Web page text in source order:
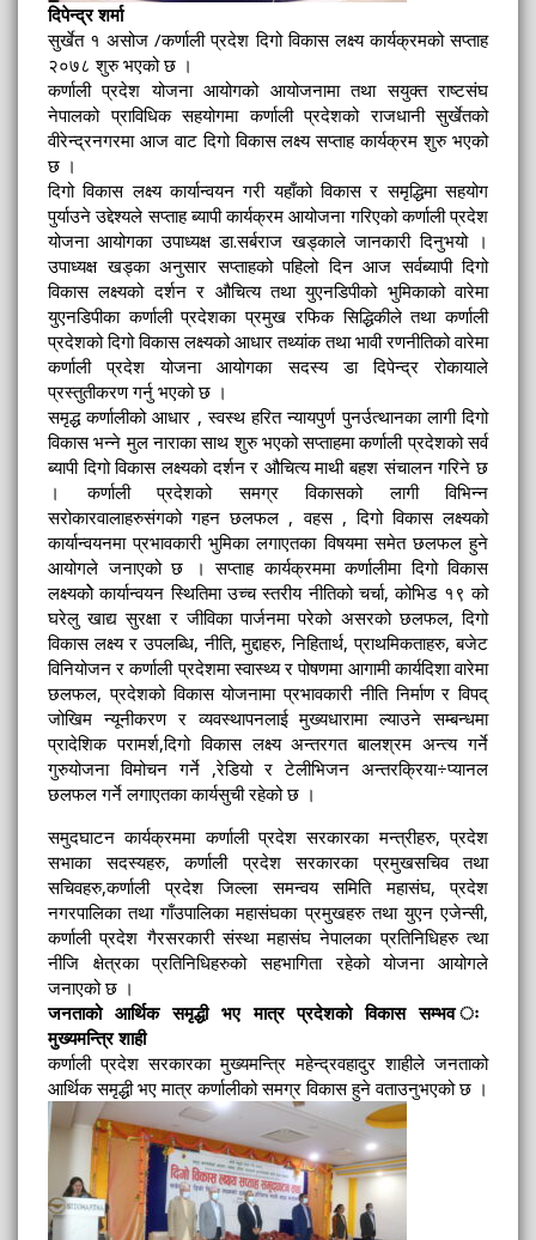
दिपेन्द्र शर्मा
सुर्खेत १ असोज /कर्णाली प्रदेश दिगो विकास लक्ष्य कार्यक्रमको सप्ताह
२०७८ शुरु भएको छ ।
कर्णाली प्रदेश योजना आयोगको आयोजनामा तथा सयुक्त राष्टसंघ
नेपालको प्राविधिक सहयोगमा कर्णाली प्रदेशको राजधानी सुर्खेतको
वीरेन्द्रनगरमा आज वाट दिगो विकास लक्ष्य सप्ताह कार्यक्रम शुरु भएको
छ ।
दिगो विकास लक्ष्य कार्यान्वयन गरी यहाँको विकास र समृद्धिमा सहयोग
पुर्याउने उद्देश्यले सप्ताह ब्यापी कार्यक्रम आयोजना गरिएको कर्णाली प्रदेश
योजना आयोगका उपाध्यक्ष डा.सर्बराज खड्काले जानकारी दिनुभयो ।
उपाध्यक्ष खड्का अनुसार सप्ताहको पहिलो दिन आज सर्वब्यापी दिगो
विकास लक्ष्यको दर्शन र औचित्य तथा युएनडिपीको भुमिकाको वारेमा
युएनडिपीका कर्णाली प्रदेशका प्रमुख रफिक सिद्धिकीले तथा कर्णाली
प्रदेशको दिगो विकास लक्ष्यको आधार तथ्यांक तथा भावी रणनीतिको वारेमा
कर्णाली प्रदेश योजना आयोगका सदस्य डा दिपेन्द्र रोकायाले
प्रस्तुतीकरण गर्नु भएको छ ।
समृद्ध कर्णालीको आधार , स्वस्थ हरित न्यायपुर्ण पुनर्उत्थानका लागी दिगो
विकास भन्ने मुल नाराका साथ शुरु भएको सप्ताहमा कर्णाली प्रदेशको सर्व
ब्यापी दिगो विकास लक्ष्यको दर्शन र औचित्य माथी बहश संचालन गरिने छ
। कर्णाली प्रदेशको समग्र विकासको लागी विभिन्न
सरोकारवालाहरुसंगको गहन छलफल , वहस , दिगो विकास लक्ष्यको
कार्यान्वयनमा प्रभावकारी भुमिका लगाएतका विषयमा समेत छलफल हुने
आयोगले जनाएको छ । सप्ताह कार्यक्रममा कर्णालीमा दिगो विकास
लक्ष्यकोे कार्यान्वयन स्थितिमा उच्च स्तरीय नीतिको चर्चा, कोभिड १९ को
घरेलु खाद्य सुरक्षा र जीविका पार्जनमा परेको असरको छलफल, दिगो
विकास लक्ष्य र उपलब्धि, नीति, मुद्दाहरु, निहितार्थ, प्राथमिकताहरु, बजेट
विनियोजन र कर्णाली प्रदेशमा स्वास्थ्य र पोषणमा आगामी कार्यदिशा वारेमा
छलफल, प्रदेशको विकास योजनामा प्रभावकारी नीति निर्माण र विपद्
जोखिम न्यूनीकरण र व्यवस्थापनलाई मुख्यधारामा ल्याउने सम्बन्धमा
प्रादेशिक परामर्श,दिगो विकास लक्ष्य अन्तरगत बालश्रम अन्त्य गर्ने
गुरुयोजना विमोचन गर्ने ,रेडियो र टेलीभिजन अन्तरक्रिया÷प्यानल
छलफल गर्ने लगाएतका कार्यसुची रहेको छ ।
समुदघाटन कार्यक्रममा कर्णाली प्रदेश सरकारका मन्त्रीहरु, प्रदेश
सभाका सदस्यहरु, कर्णाली प्रदेश सरकारका प्रमुखसचिव तथा
सचिवहरु,कर्णाली प्रदेश जिल्ला समन्वय समिति महासंघ, प्रदेश
नगरपालिका तथा गाँउपालिका महासंघका प्रमुखहरु तथा युएन एजेन्सी,
कर्णाली प्रदेश गैरसरकारी संस्था महासंघ नेपालका प्रतिनिधिहरु त्था
नीजि क्षेत्रका प्रतिनिधिहरुको सहभागिता रहेको योजना आयोगले
जनाएको छ ।
जनताको आर्थिक समृद्धी भए मात्र प्रदेशको विकास सम्भव ः
मुख्यमन्त्रि शाही
कर्णाली प्रदेश सरकारका मुख्यमन्त्रि महेन्द्रवहादुर शाहीले जनताको
आर्थिक समृद्धी भए मात्र कर्णालीको समग्र विकास हुने वताउनुभएको छ ।